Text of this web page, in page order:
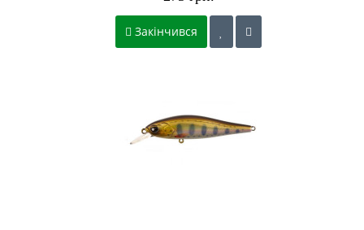
Закінчився